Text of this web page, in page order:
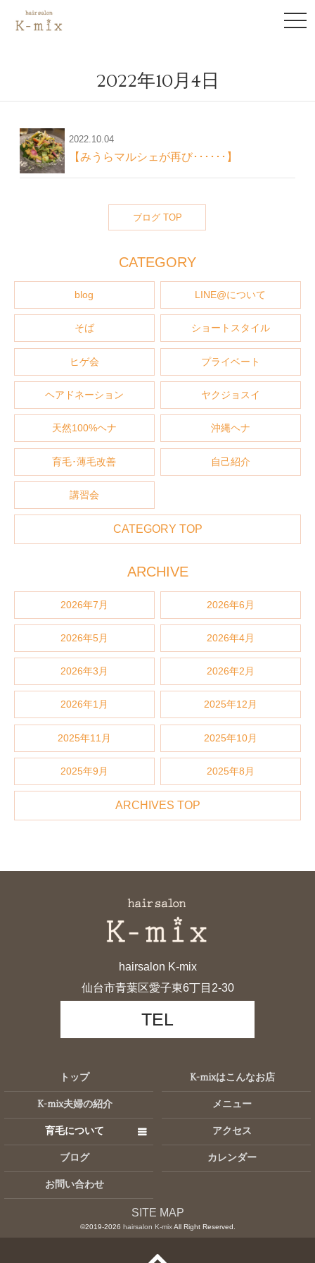
2022年10月4日
2022.10.04
【みうらマルシェが再び･･････】
ブログ TOP
CATEGORY
blog LINE@について
そば ショートスタイル
ヒゲ会 プライベート
ヘアドネーション ヤクジョスイ
天然100%ヘナ 沖縄ヘナ
育毛･薄毛改善 自己紹介
講習会
CATEGORY TOP
ARCHIVE
2026年7月 2026年6月
2026年5月 2026年4月
2026年3月 2026年2月
2026年1月 2025年12月
2025年11月 2025年10月
2025年9月 2025年8月
ARCHIVES TOP
hairsalon K-mix
仙台市青葉区愛子東6丁目2-30
TEL
トップ K-mixはこんなお店
K-mix夫婦の紹介 メニュー
育毛について アクセス
ブログ カレンダー
お問い合わせ
SITE MAP
©2019-2026 hairsalon K-mixAll Right Reserved.